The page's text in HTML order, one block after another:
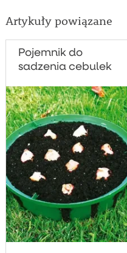
Artykuły powiązane
Pojemnik do
sadzenia cebulek